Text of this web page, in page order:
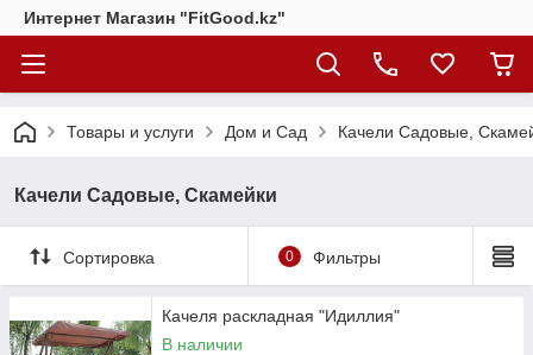
Интернет Магазин "FitGood.kz"
Товары и услуги Дом и Сад Качели Садовые,
Качели Садовые, Скамейки
Сортировка 0 Фильтры
Качеля раскладная "Идиллия"
В наличии